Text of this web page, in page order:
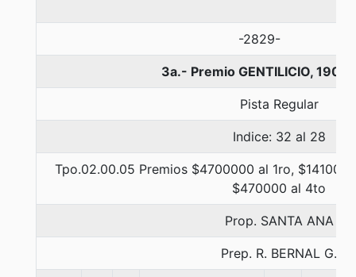
-2829-
3a.- Premio GENTILICIO, 1900
Pista Regular
Indice: 32 al 28
Tpo.02.00.05 Premios $4700000 al 1ro,
$470000 al 4to
Prop. SANTA ANA
Prep. R. BERNAL G.